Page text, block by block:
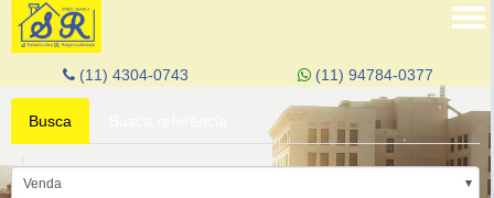
(11) 4304-0743 (11) 94784-0377
Busca
Venda